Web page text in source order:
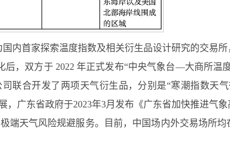
内首家探索温度指数及相关衍生品设计研究的交易
，双方于 2022 年正式发布“中央气象台—大商所温
联合开发了两项天气衍生品，分别是“寒潮指数天
广东省政府于2023年3月发布《广东省加快推进气
端天气风险规避服务。目前，中国场内外交易场所